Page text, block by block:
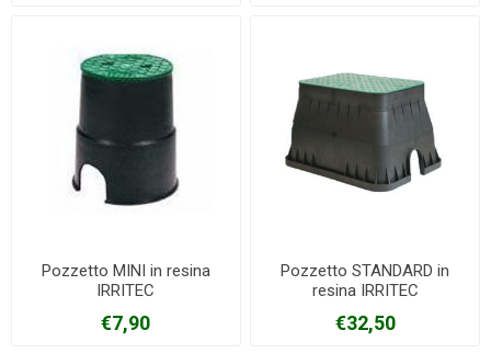
Pozzetto MINI in resina
IRRITEC
€7,90
Pozzetto STANDARD in
resina IRRITEC
€32,50